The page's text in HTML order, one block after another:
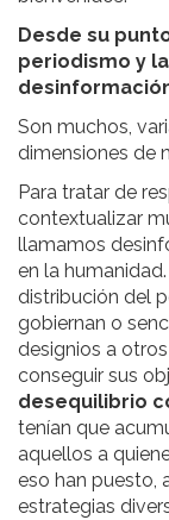
Desde su
periodismo y
Son muchos,
dimensiones de
Para tratar de
contextualizar
llamamos
en la
distribución del
gobiernan o
designios a
conseguir sus
desequilibrio
tenían que
aquellos a
eso han puesto,
estrategias